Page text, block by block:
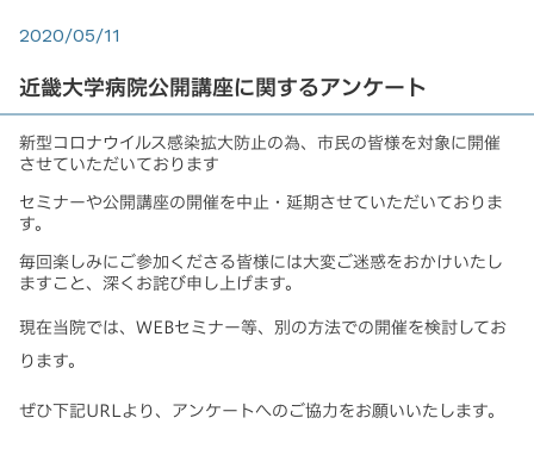
2020/05/11
近畿大学病院公開講座に関するアンケート
新型コロナウイルス感染拡大防止の為、 市民の皆様を対象に開催
させていただいております
セミナーや公開講座の開催を中止・延期させていただいておりま
す。
毎回楽しみにご参加くださる皆様には大変ご迷惑をおかけいたし
ますこと、深くお詫び申し上げます。
現在当院では、WEBセミナー等、別の方法での開催を検討してお
ります。
ぜひ下記URLより、アンケートへのご協力をお願いいたします。